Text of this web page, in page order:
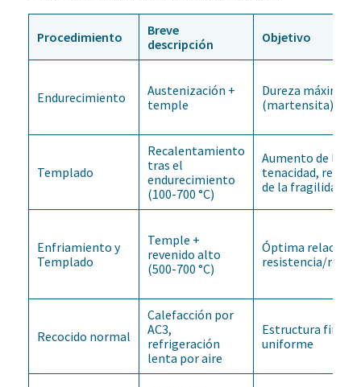
Procedimiento
Breve
descripción
Objetivo
Endurecimiento
Austenización +
temple
Dureza máxima
(martensita)
Templado
Recalentamiento
tras el
endurecimiento
(100-700 °C)
Aumento de la
tenacidad,
de la fragilidad
Enfriamiento y
Templado
Temple +
revenido alto
(500-700 °C)
Óptima relación
resistencia/
Recocido normal
Calefacción por
AC3,
refrigeración
lenta por aire
Estructura fina y
uniforme